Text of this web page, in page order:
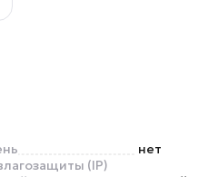
(IP)
нет